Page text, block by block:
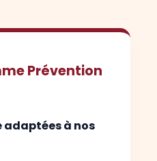
Prévention
à nos